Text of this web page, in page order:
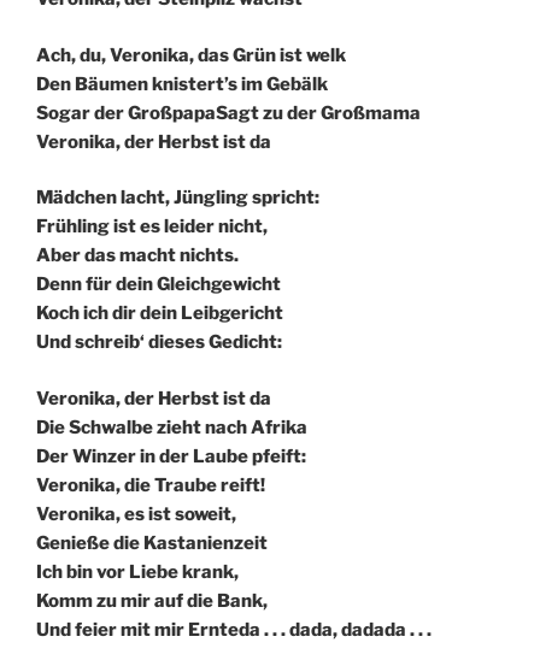
Ach, du, Veronika, das Grün ist welk
Den Bäumen knistert’s im Gebälk
Sogar der GroßpapaSagt zu der Großmama
Veronika, der Herbst ist da
Mädchen lacht, Jüngling spricht:
Frühling ist es leider nicht,
Aber das macht nichts.
Denn für dein Gleichgewicht
Koch ich dir dein Leibgericht
Und schreib‘ dieses Gedicht:
Veronika, der Herbst ist da
Die Schwalbe zieht nach Afrika
Der Winzer in der Laube pfeift:
Veronika, die Traube reift!
Veronika, es ist soweit,
Genieße die Kastanienzeit
Ich bin vor Liebe krank,
Komm zu mir auf die Bank,
Und feier mit mir Ernteda . . . dada, dadada . . .